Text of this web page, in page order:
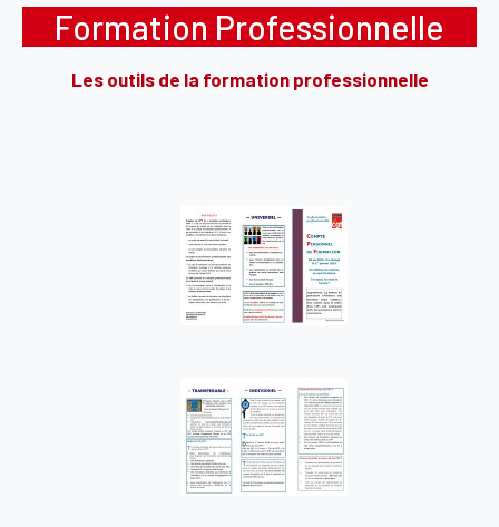
Formation Professionnelle
Les outils de la formation professionnelle